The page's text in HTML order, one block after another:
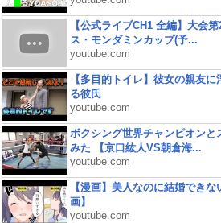
【公式ライブCH1 全編】大会
ス・モンダミンカップ(予...
youtube.com
【多目的トイレ】彼女の親友
る彼氏
youtube.com
ボクシング世界チャンピオンと
みた 【京口紘人VS朝倉海...
youtube.com
【漫画】美人なのに結婚でき
画】
youtube.com